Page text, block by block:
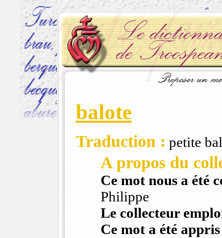
balote
Traduction : petite
A propos du
Ce mot nous a été
Philippe
Le collecteur
Ce mot a été